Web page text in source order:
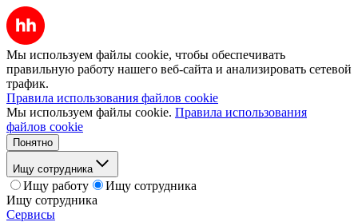
Мы используем файлы cookie, чтобы обеспечивать
правильную работу нашего веб-сайта и анализировать сетевой
трафик.
Правила использования файлов cookie
Мы используем файлы cookie. Правила использования
файлов cookie
Понятно
Ищу сотрудника
Ищу работу
Ищу сотрудника
Ищу сотрудника
Сервисы